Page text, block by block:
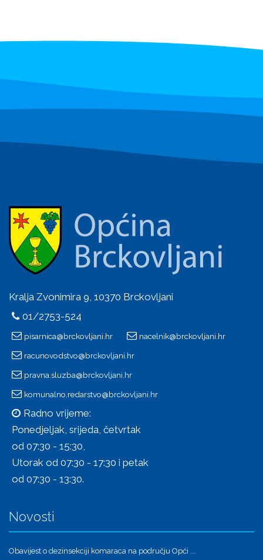
Kralja Zvonimira 9, 10370 Brckovljani
01/2753-524
pisarnica@brckovljani.hr nacelnik@brckovljani.hr
racunovodstvo@brckovljani.hr
pravna.sluzba@brckovljani.hr
komunalno.redarstvo@brckovljani.hr
Radno vrijeme:
Ponedjeljak, srijeda, četvrtak
od 07:30 - 15:30,
Utorak od 07:30 - 17:30 i petak
od 07:30 - 13:30.
Novosti
Obavijest o dezinsekciji komaraca na području Opći ...